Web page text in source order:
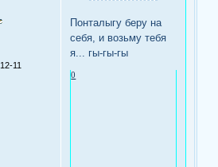
11
Понталыгу беру на
себя, и возьму тебя
я... гы-гы-гы
0